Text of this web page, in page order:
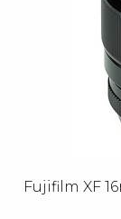
Fujifilm XF